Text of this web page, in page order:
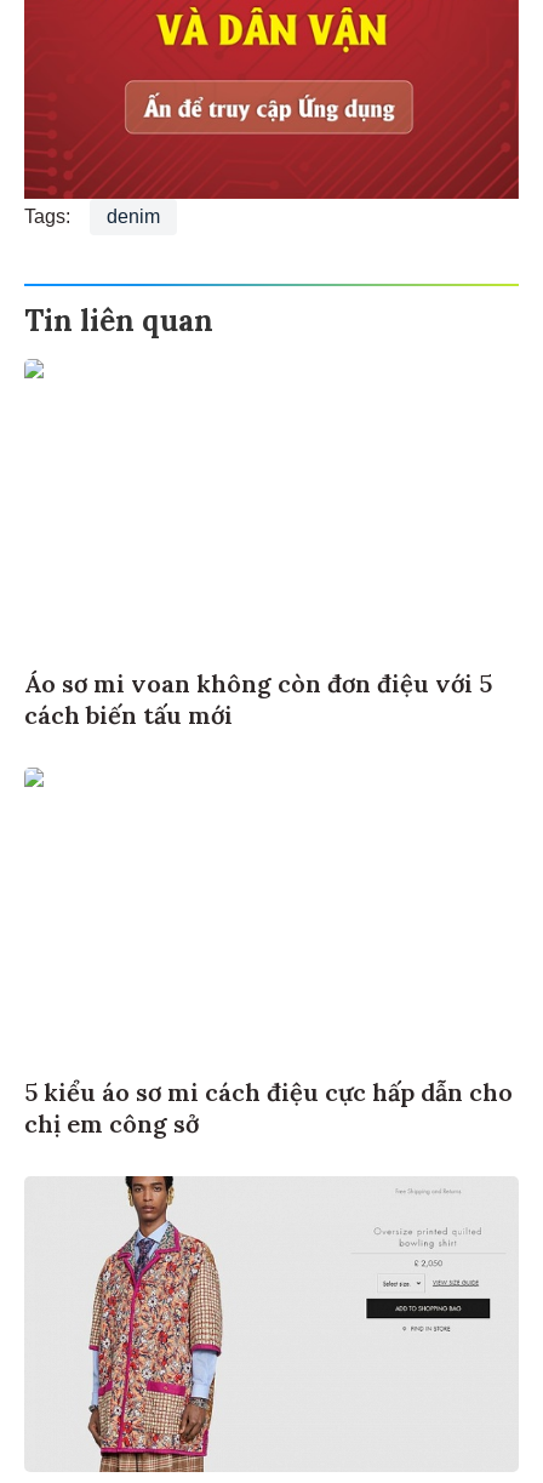
Tags: denim
Tin liên quan
Áo sơ mi voan không còn đơn điệu với 5
cách biến tấu mới
5 kiểu áo sơ mi cách điệu cực hấp dẫn cho
chị em công sở